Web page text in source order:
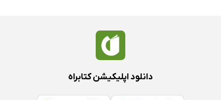
دانلود اپلیکیشن کتابراه